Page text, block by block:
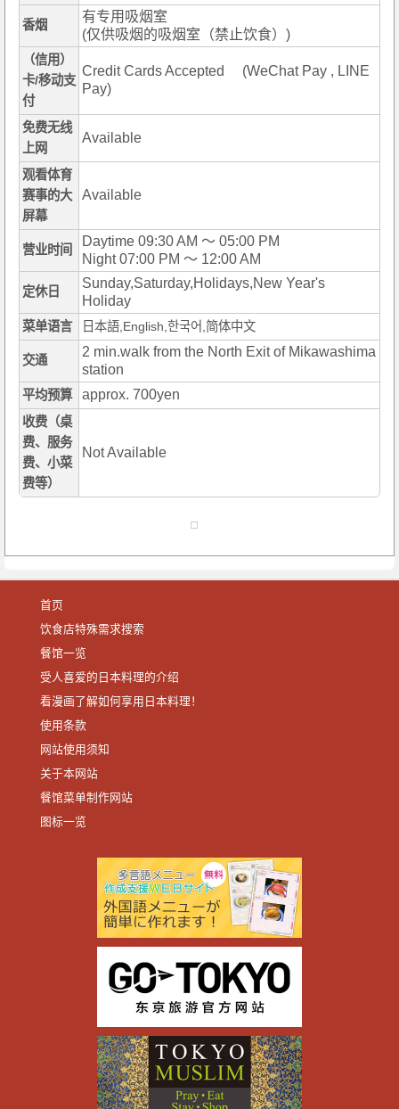
香烟
有专用吸烟室
(仅供吸烟的吸烟室（禁止饮食）)
（信用）
卡/移动支
付
Credit Cards Accepted (WeChat Pay , LINE
Pay)
免费无线
上网
Available
观看体育
赛事的大
屏幕
Available
营业时间
Daytime 09:30 AM ～ 05:00 PM
Night 07:00 PM ～ 12:00 AM
定休日
Sunday,Saturday,Holidays,New Year's
Holiday
菜单语言 日本語,English,한국어,简体中文
交通
2 min.walk from the North Exit of Mikawashima
station
平均预算 approx. 700yen
收费（桌
费、服务
费、小菜
费等）
Not Available
首页
饮食店特殊需求搜索
餐馆一览
受人喜爱的日本料理的介绍
看漫画了解如何享用日本料理！
使用条款
网站使用须知
关于本网站
餐馆菜单制作网站
图标一览